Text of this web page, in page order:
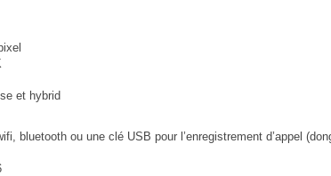
et hybrid
bluetooth ou une clé USB pour l’enregistrement d’appel